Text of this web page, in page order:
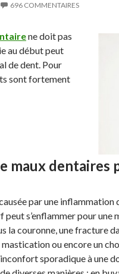
696 COMMENTAIRES
ne doit pas
au début peut
de dent. Pour
sont fortement
maux dentaires
par une inflammation
peut s’enflammer pour une
la couronne, une fracture
ou encore un
sporadique à une